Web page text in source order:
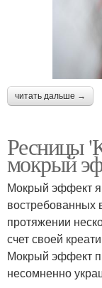
читать дальше →
Ресницы
мокрый
Мокрый эффект
востребованных
протяжении
счет своей
Мокрый эффект
несомненно